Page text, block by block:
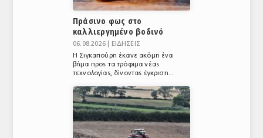
Πράσινο φως στο
καλλιεργημένο βοδινό
06.08.2026 |
ΕΙΔΗΣΕΙΣ
Η Σιγκαπούρη έκανε ακόμη ένα
βήμα προς τα τρόφιμα νέας
τεχνολογίας, δίνοντας έγκριση...